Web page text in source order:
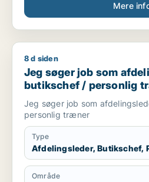
Mere
Jeg søger job som
8 d siden
Jeg søger job som
butikschef / personlig
Jeg søger job som
personlig træner
Type
Afdelingsleder, Butikschef,
Område